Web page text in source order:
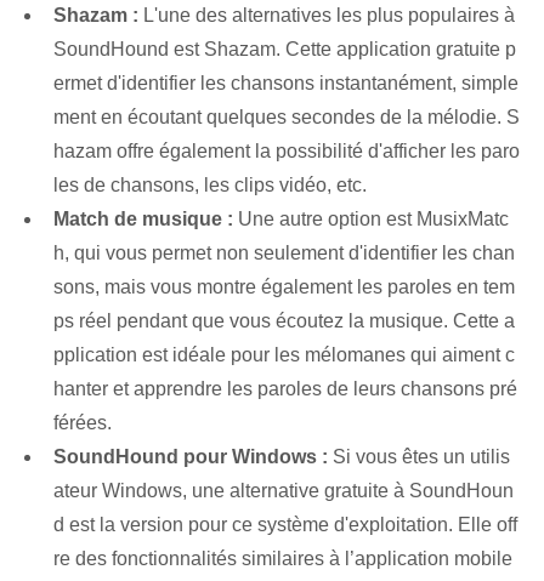
Shazam : L'une des alternatives les plus populaires à
SoundHound est Shazam. Cette application gratuite p
ermet d'identifier les chansons instantanément, simple
ment en écoutant quelques secondes de la mélodie. S
hazam offre également la possibilité d'afficher les paro
les de chansons, les clips vidéo, etc.
Match de musique : Une autre option est MusixMatc
h, qui vous permet non seulement d'identifier les chan
sons, mais vous montre également les paroles en tem
ps réel⁢ pendant que vous écoutez la musique. Cette a
pplication est idéale pour les mélomanes qui aiment c
hanter et apprendre les paroles de leurs chansons pré
férées.
SoundHound pour Windows : Si vous êtes un utilis
ateur Windows, une alternative gratuite à SoundHoun
d est la version pour ce système d'exploitation. Elle off
re des fonctionnalités similaires à l’application mobile